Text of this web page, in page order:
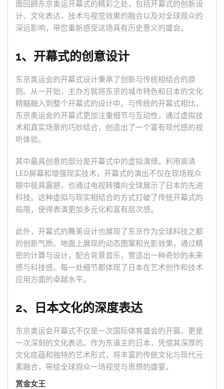
面回顾东京奥运开幕式的精彩之处，包括开幕式的创新设
计、文化表达、技术与视觉效果的融合以及对全球观众的
深远影响，带您重新感受这场具有历史意义的盛会。
1、开幕式的创意设计
东京奥运会的开幕式设计秉承了创新与传统相结合的原
则。从一开始，主办方就将东京的城市特色和日本的文化
精髓融入到整个开幕式的设计中。与传统的开幕式相比，
东京奥运会的开幕式更加注重细节与互动性，通过虚拟技
术和真实场景的巧妙结合，创造出了一个富有现代感的视
听体验。
其中最具创意的部分是开幕式中的虚拟演绎。利用高清
LED屏幕和增强现实技术，开幕式的演出不仅在现场观众
眼中极具震撼，也通过电视转播向全球展示了日本的先进
科技。这种虚拟与现实相结合的方式打破了传统开幕式的
局限，使得表演更加多元化和富有层次感。
此外，开幕式的舞美设计也展现了东京作为全球科技之都
的创新气质。地面上展现的动态图案和光影效果，通过精
密的计算与设计，配合背景音乐，营造出一种奇妙的未来
感与科技感。每一处细节都体现了日本在艺术创作和技术
应用方面的卓越水平。
2、日本文化的深度表达
东京奥运会开幕式不仅是一次国际体育盛会的开篇，更是
一次深刻的文化表达。作为东道主的日本，凭借其深厚的
文化底蕴和独特的艺术形式，将丰富的传统文化与现代元
素融合，带给全球观众一场视觉与思想的盛宴。
赏金女王